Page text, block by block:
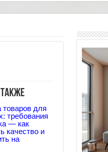
товаров для
требования
— как
качество и
на